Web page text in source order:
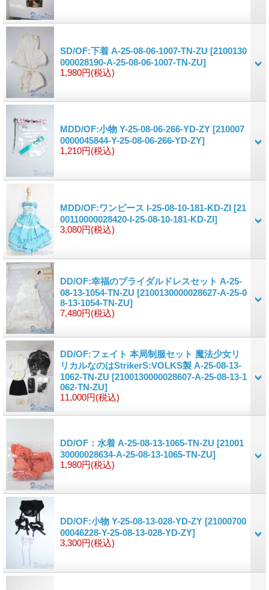
SD/OF:下着 A-25-08-06-1007-TN-ZU [2100130
000028190-A-25-08-06-1007-TN-ZU]
1,980円(税込)
MDD/OF:小物 Y-25-08-06-266-YD-ZY [210007
0000045844-Y-25-08-06-266-YD-ZY]
1,210円(税込)
MDD/OF:ワンピース I-25-08-10-181-KD-ZI [21
00110000028420-I-25-08-10-181-KD-ZI]
3,080円(税込)
DD/OF:幸福のブライダルドレスセット A-25-
08-13-1054-TN-ZU [2100130000028627-A-25-0
8-13-1054-TN-ZU]
7,480円(税込)
DD/OF:フェイト 本局制服セット 魔法少女リ
リカルなのはStrikerS:VOLKS製 A-25-08-13-
1062-TN-ZU [2100130000028607-A-25-08-13-1
062-TN-ZU]
11,000円(税込)
DD/OF：水着 A-25-08-13-1065-TN-ZU [21001
30000028634-A-25-08-13-1065-TN-ZU]
1,980円(税込)
DD/OF:小物 Y-25-08-13-028-YD-ZY [21000700
00046228-Y-25-08-13-028-YD-ZY]
3,300円(税込)